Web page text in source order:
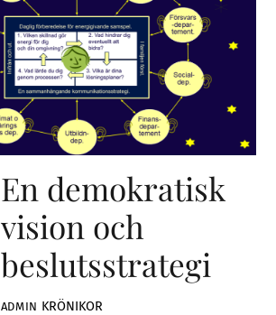
En demokratisk
vision och
beslutsstrategi
ADMIN KRÖNIKOR